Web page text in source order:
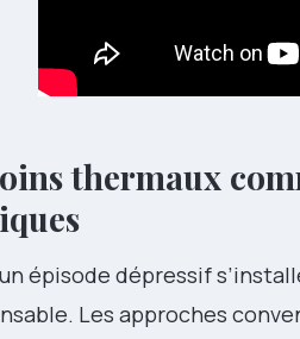
thermaux
épisode dépressif
Les approches